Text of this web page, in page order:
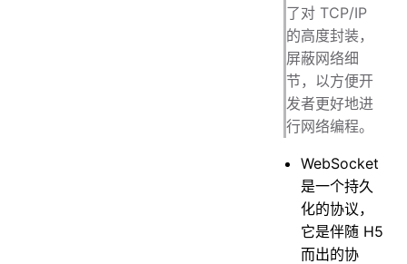
了对 TCP/IP
的高度封装，
屏蔽网络细
节，以方便开
发者更好地进
行网络编程。
WebSocket
是一个持久
化的协议，
它是伴随 H5
而出的协